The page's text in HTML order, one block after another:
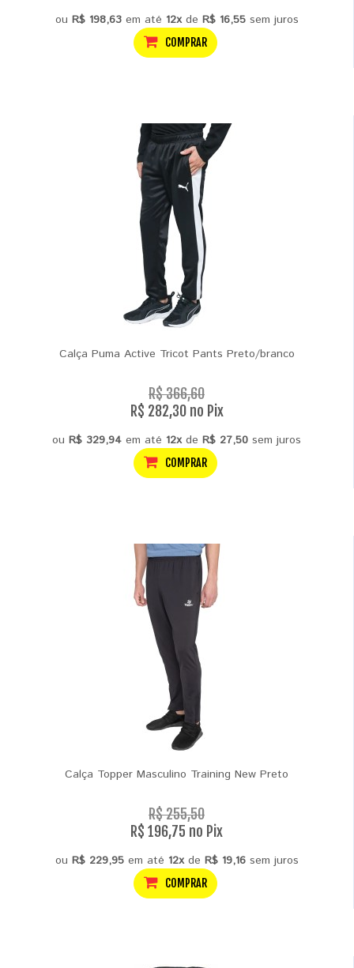
ou R$ 198,63em até 12xde R$ 16,55sem juros
COMPRAR
Calça Puma Active Tricot Pants Preto/branco
R$ 366,60
R$ 282,30 no Pix
ou R$ 329,94 em até 12xde R$ 27,50 sem juros
COMPRAR
Calça Topper Masculino Training New Preto
R$ 255,50
R$ 196,75 no Pix
ou R$ 229,95em até 12xde R$ 19,16sem juros
COMPRAR